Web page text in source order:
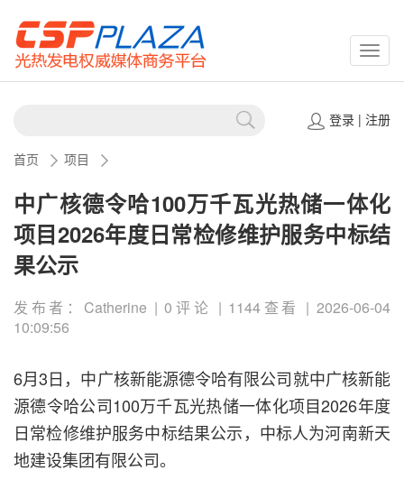
登录| 注册
首页 项目
中广核德令哈100万千瓦光热储一体化
项目2026年度日常检修维护服务中标结
果公示
发布者：Catherine | 0评论 | 1144查看 | 2026-06-04
10:09:56
6月3日，中广核新能源德令哈有限公司就中广核新能
源德令哈公司100万千瓦光热储一体化项目2026年度
日常检修维护服务中标结果公示，中标人为河南新天
地建设集团有限公司。